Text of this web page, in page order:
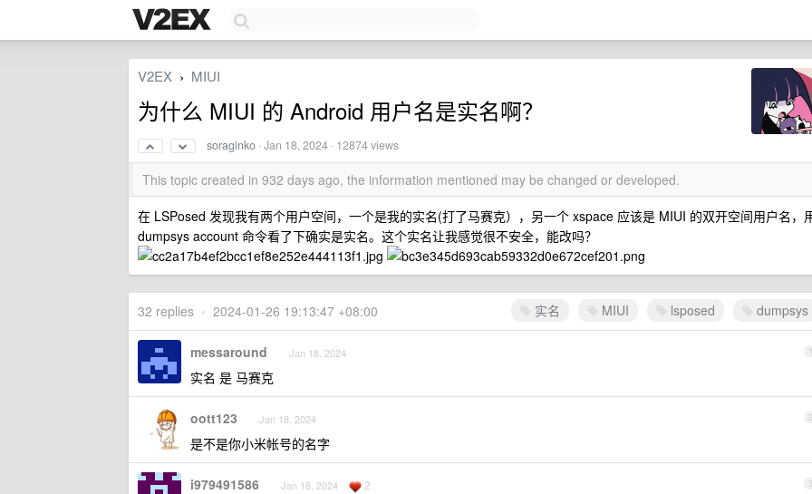
V2EX › MIUI
为什么 MIUI 的 Android 用户名是实名啊？
soraginko ·Jan 18, 2024 · 12874 views
This topic created in 932 days ago, the information mentioned may be changed or developed.
在 LSPosed 发现我有两个用户空间，一个是我的实名(打了马赛克），另一个 xspace 应该是 MIUI 的双开空间用户名，
dumpsys account 命令看了下确实是实名。这个实名让我感觉很不安全，能改吗？
实名 MIUI lsposed dumpsys
32 replies • 2024-01-26 19:13:47 +08:00
1
messaround Jan 18, 2024
实名 是 马赛克
2
oott123 Jan 18, 2024
是不是你小米帐号的名字
3
i979491586 Jan 18, 2024 2